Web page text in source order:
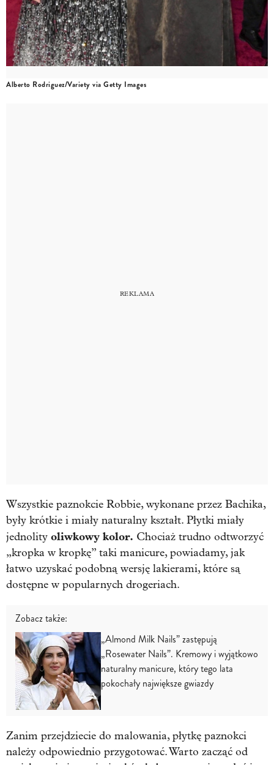
Alberto Rodriguez/Variety via Getty Images
Wszystkie paznokcie Robbie, wykonane przez Bachika,
były krótkie i miały naturalny kształt. Płytki miały
jednolity oliwkowy kolor. Chociaż trudno odtworzyć
„kropka w kropkę” taki manicure, powiadamy, jak
łatwo uzyskać podobną wersję lakierami, które są
dostępne w popularnych drogeriach.
Zobacz także:
„Almond Milk Nails” zastępują
„Rosewater Nails”. Kremowy i wyjątkowo
naturalny manicure, który tego lata
pokochały największe gwiazdy
Zanim przejdziecie do malowania, płytkę paznokci
należy odpowiednio przygotować. Warto zacząć od